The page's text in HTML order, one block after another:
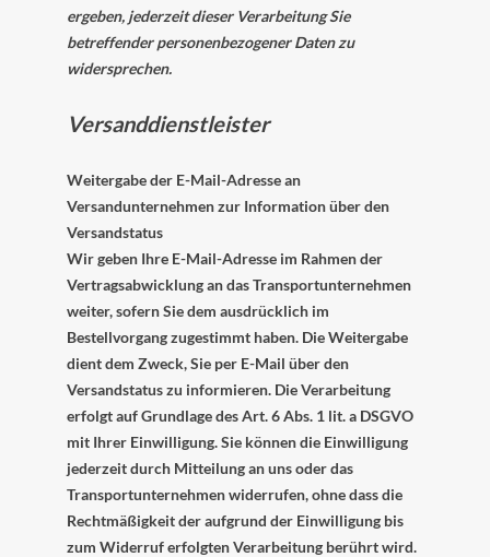
ergeben, jederzeit dieser Verarbeitung Sie
betreffender personenbezogener Daten zu
widersprechen.
Versanddienstleister
Weitergabe der E-Mail-Adresse an
Versandunternehmen zur Information über den
Versandstatus
Wir geben Ihre E-Mail-Adresse im Rahmen der
Vertragsabwicklung an das Transportunternehmen
weiter, sofern Sie dem ausdrücklich im
Bestellvorgang zugestimmt haben. Die Weitergabe
dient dem Zweck, Sie per E-Mail über den
Versandstatus zu informieren. Die Verarbeitung
erfolgt auf Grundlage des Art. 6 Abs. 1 lit. a DSGVO
mit Ihrer Einwilligung. Sie können die Einwilligung
jederzeit durch Mitteilung an uns oder das
Transportunternehmen widerrufen, ohne dass die
Rechtmäßigkeit der aufgrund der Einwilligung bis
zum Widerruf erfolgten Verarbeitung berührt wird.